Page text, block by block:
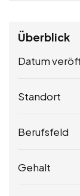
Überblick
Datum
Standort
Berufsfeld
Gehalt